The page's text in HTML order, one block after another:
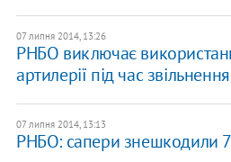
07 липня 2014, 13:26
РНБО виключає
артилерії під час
07 липня 2014, 13:13
РНБО: сапери знешкодили